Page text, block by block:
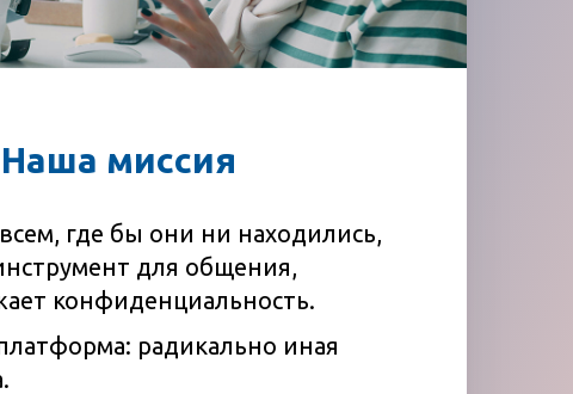
Наша миссия
где бы они ни находились,
для общения,
конфиденциальность.
радикально иная